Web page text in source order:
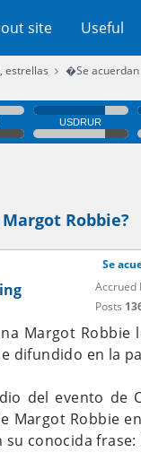
site Useful
estrellas �Se acuerdan
Robbie?
Se
Accrued
Posts
Margot
difundido en la
del evento de
Margot Robbie
conocida frase: